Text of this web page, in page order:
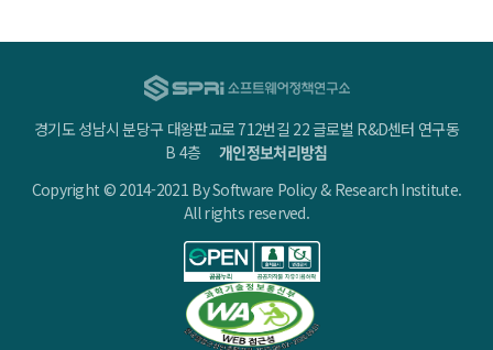
경기도 성남시 분당구 대왕판교로 712번길 22 글로벌 R&D센터 연구동
B 4층개인정보처리방침
Copyright © 2014-2021 By Software Policy & Research Institute.
All rights reserved.